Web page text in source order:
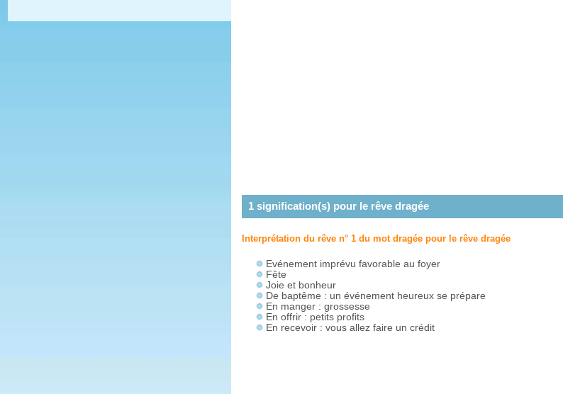
1signification(s) pour le rêve dragée
Interprétation du rêve n° 1 du mot dragée pour le rêvedragée
Evénement imprévu favorable au foyer
Fête
Joie et bonheur
De baptême : un événement heureux se prépare
En manger : grossesse
En offrir : petits profits
En recevoir : vous allez faire un crédit